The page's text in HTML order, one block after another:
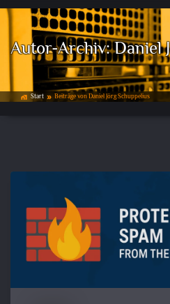
Autor-Archiv:Daniel
home_work Start double_arrow Beiträge von Daniel Jörg Schuppelius